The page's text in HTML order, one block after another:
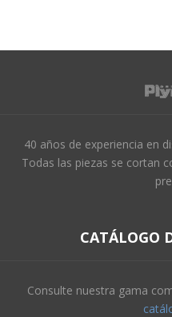
40 años de experiencia en
Todas las piezas se cortan
CATÁLOGO
Consulte nuestra gama